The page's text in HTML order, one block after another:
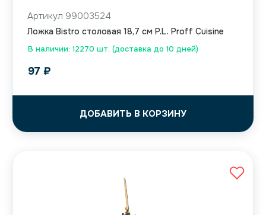
В наличии: 12270 шт. (доставка до 10 дней)
Артикул 99003524
Ложка Bistro столовая 18,7 см P.L. Proff Cuisine
97 ₽
ДОБАВИТЬ В КОРЗИНУ